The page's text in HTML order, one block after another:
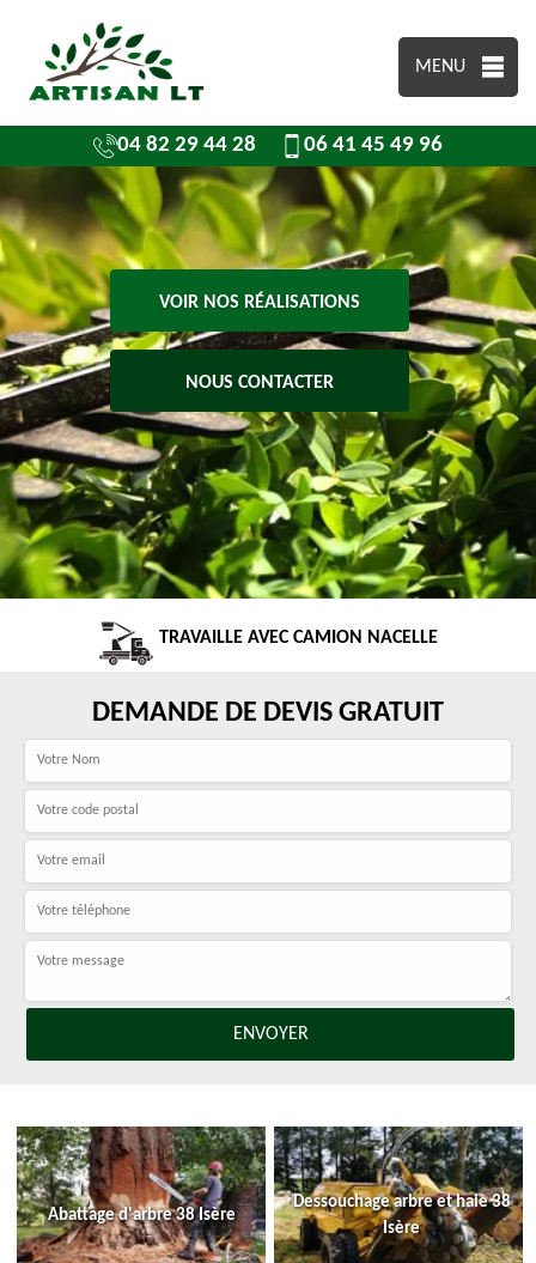
MENU
04 82 29 44 28 06 41 45 49 96
VOIR NOS RÉALISATIONS
NOUS CONTACTER
TRAVAILLE AVEC CAMION NACELLE
DEMANDE DE DEVIS GRATUIT
Abattage d'arbre 38 Isère
Dessouchage arbre et haie 38
Isère